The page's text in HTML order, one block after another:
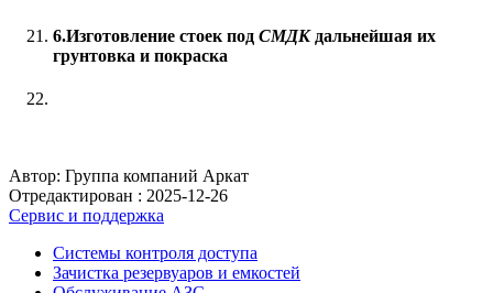
6.Изготовление стоек под СМДКдальнейшая их
грунтовка и покраска
Автор: Группа компаний Аркат
Отредактирован : 2025-12-26
Сервис и поддержка
Системы контроля доступа
Зачистка резервуаров и емкостей